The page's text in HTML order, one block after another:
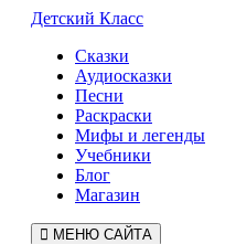
Детский Класс
Сказки
Аудиосказки
Песни
Раскраски
Мифы и легенды
Учебники
Блог
Магазин
МЕНЮ САЙТА